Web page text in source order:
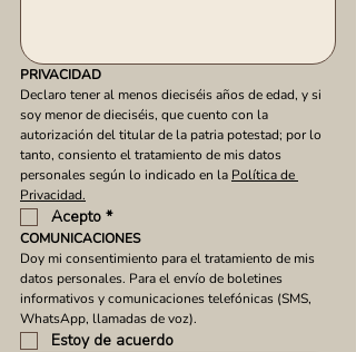
PRIVACIDAD
Declaro tener al menos dieciséis años de edad, y si
soy menor de dieciséis, que cuento con la
autorización del titular de la patria potestad; por lo
tanto, consiento el tratamiento de mis datos
personales según lo indicado en la Política de
Privacidad.
Acepto *
COMUNICACIONES
Doy mi consentimiento para el tratamiento de mis
datos personales. Para el envío de boletines
informativos y comunicaciones telefónicas (SMS,
WhatsApp, llamadas de voz).
Estoy de acuerdo